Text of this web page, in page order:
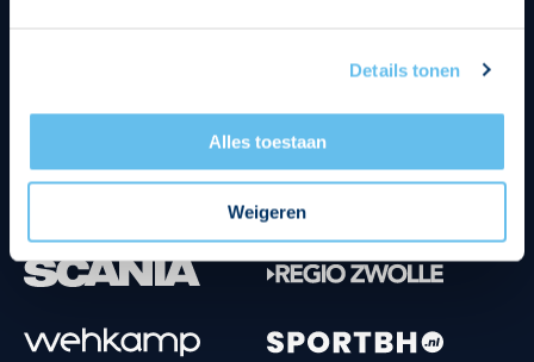
Details tonen
Alles toestaan
Weigeren